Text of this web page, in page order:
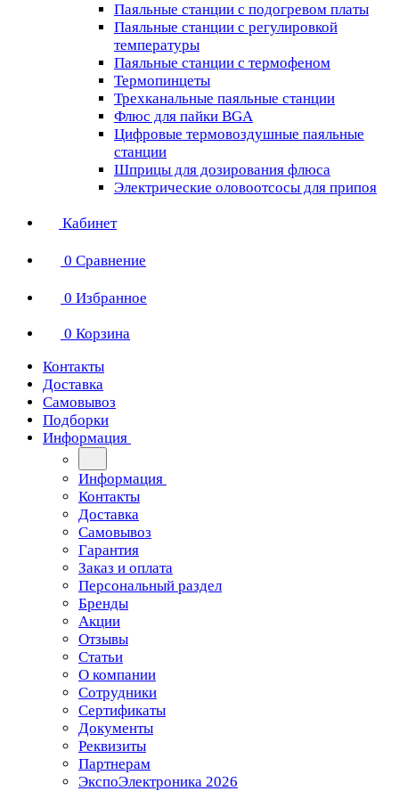
Паяльные станции с подогревом платы
Паяльные станции с регулировкой
температуры
Паяльные станции с термофеном
Термопинцеты
Трехканальные паяльные станции
Флюс для пайки BGA
Цифровые термовоздушные паяльные
станции
Шприцы для дозирования флюса
Электрические оловоотсосы для припоя
Кабинет
0 Сравнение
0 Избранное
0 Корзина
Контакты
Доставка
Самовывоз
Подборки
Информация
Информация
Контакты
Доставка
Самовывоз
Гарантия
Заказ и оплата
Персональный раздел
Бренды
Акции
Отзывы
Статьи
О компании
Сотрудники
Сертификаты
Документы
Реквизиты
Партнерам
ЭкспоЭлектроника 2026